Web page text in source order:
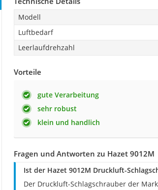
Modell
Luftbedarf
Leerlaufdrehzahl
Vorteile
gute Verarbeitung
sehr robust
klein und handlich
Fragen und Antworten zu Hazet 9012M
Ist der Hazet 9012M Druckluft-
Der Druckluft-Schlagschrauber der